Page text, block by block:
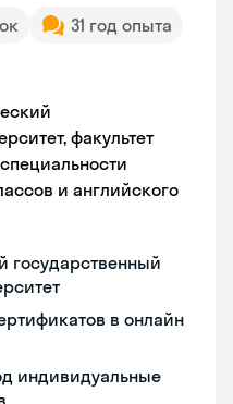
31 год опыта
факультет
и английского
государственный
в онлайн
индивидуальные